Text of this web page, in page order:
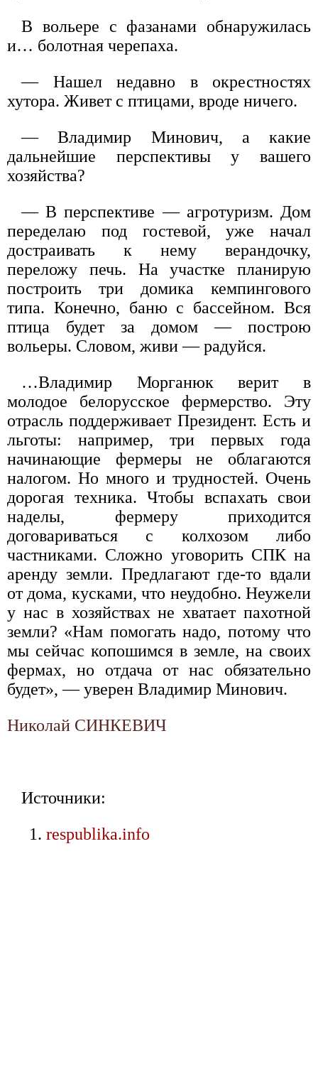
В вольере с фазанами обнаружилась
и… болотная черепаха.
— Нашел недавно в окрестностях
хутора. Живет с птицами, вроде ничего.
— Владимир Минович, а какие
дальнейшие перспективы у вашего
хозяйства?
— В перспективе — агротуризм. Дом
переделаю под гостевой, уже начал
достраивать к нему верандочку,
переложу печь. На участке планирую
построить три домика кемпингового
типа. Конечно, баню с бассейном. Вся
птица будет за домом — построю
вольеры. Словом, живи — радуйся.
…Владимир Морганюк верит в
молодое белорусское фермерство. Эту
отрасль поддерживает Президент. Есть и
льготы: например, три первых года
начинающие фермеры не облагаются
налогом. Но много и трудностей. Очень
дорогая техника. Чтобы вспахать свои
наделы, фермеру приходится
договариваться с колхозом либо
частниками. Сложно уговорить СПК на
аренду земли. Предлагают где-то вдали
от дома, кусками, что неудобно. Неужели
у нас в хозяйствах не хватает пахотной
земли? «Нам помогать надо, потому что
мы сейчас копошимся в земле, на своих
фермах, но отдача от нас обязательно
будет», — уверен Владимир Минович.
Николай СИНКЕВИЧ
Источники:
respublika.info